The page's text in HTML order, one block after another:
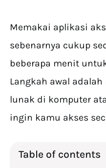
Memakai aplikasi
sebenarnya cukup
beberapa menit
Langkah awal
lunak di komputer
ingin kamu akses
Table of contents